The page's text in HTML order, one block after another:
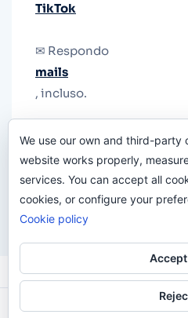
TikTok
✉ Respondo
mails
, incluso.
le quiten el teléfono.
We use our own and third-party
website works properly,
services. You can accept all
cookies, or configure your
Cookie policy